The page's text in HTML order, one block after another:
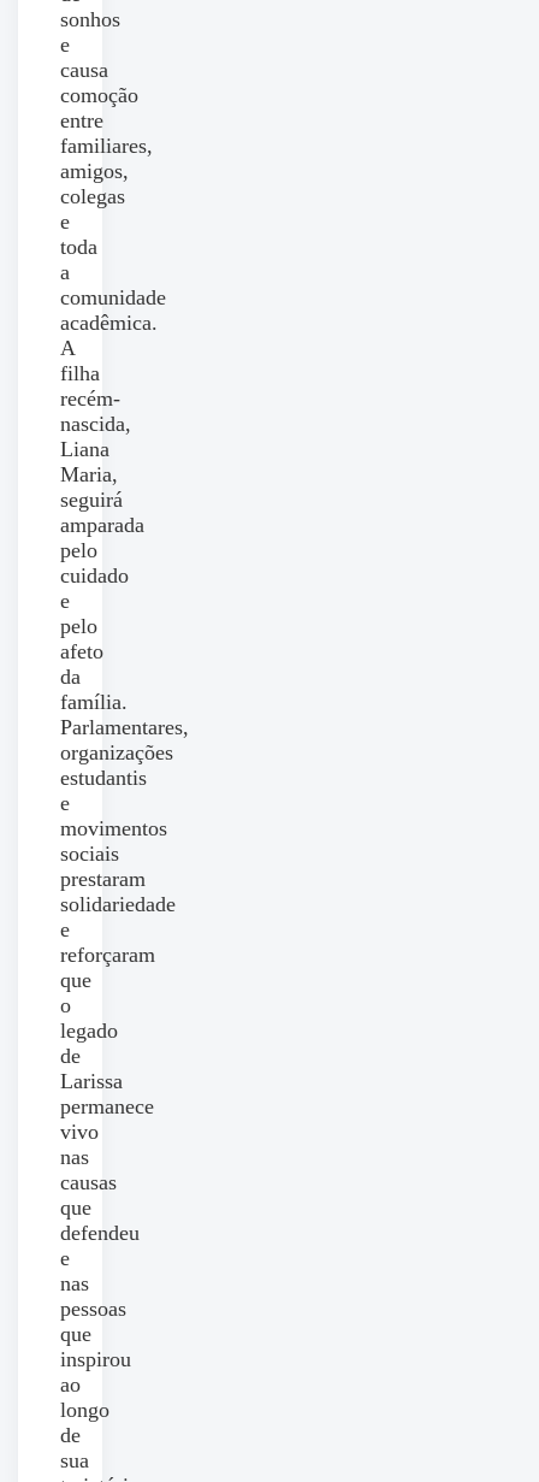
sonhos
e
causa
comoção
entre
familiares,
amigos,
colegas
e
toda
a
comunidade
acadêmica.
A
filha
recém-
nascida,
Liana
Maria,
seguirá
amparada
pelo
cuidado
e
pelo
afeto
da
família.
Parlamentares,
organizações
estudantis
e
movimentos
sociais
prestaram
solidariedade
e
reforçaram
que
o
legado
de
Larissa
permanece
vivo
nas
causas
que
defendeu
e
nas
pessoas
que
inspirou
ao
longo
de
sua